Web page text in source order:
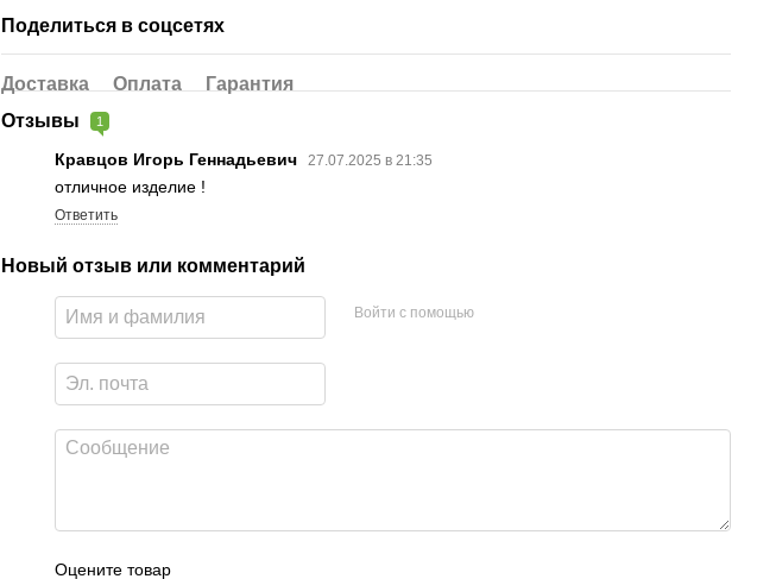
Поделиться в соцсетях
Доставка Оплата
Гарантия
Отзывы
1
Кравцов Игорь Геннадьевич 27.07.2025 в 21:35
отличное изделие !
Ответить
Новый отзыв или комментарий
Войти с помощью
Оцените товар